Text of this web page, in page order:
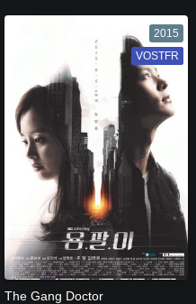
2015
VF
VOSTFR
The Gang Doctor